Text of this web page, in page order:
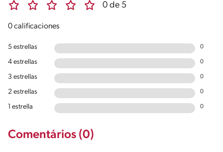
0 de 5
0 calificaciones
5 estrellas 0
4 estrellas 0
3 estrellas 0
2 estrellas 0
1 estrella 0
Comentários (0)